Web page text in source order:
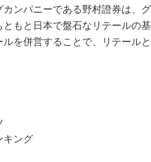
ンパニーである野村證券は、
もと日本で盤石なリテールの
を併営することで、リテール
キング